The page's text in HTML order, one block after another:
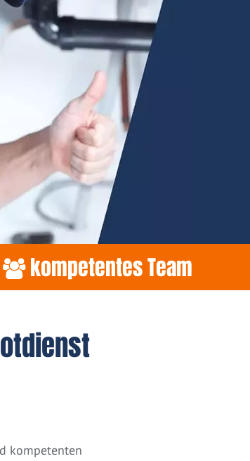
kompetentes Team
kompetenten